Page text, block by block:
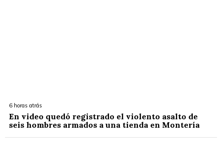
6 horas atrás
En video quedó registrado el violento asalto de
seis hombres armados a una tienda en Montería